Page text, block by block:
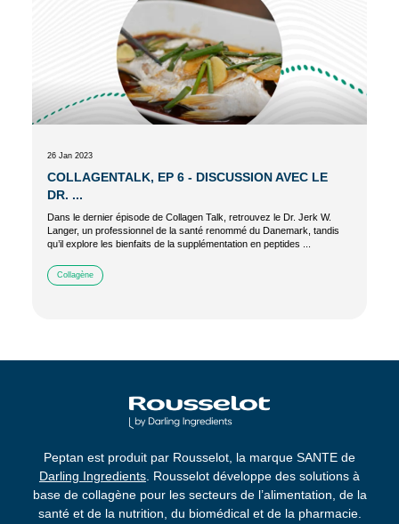
26 Jan 2023
COLLAGENTALK, EP 6 - DISCUSSION AVEC LE
DR. ...
Dans le dernier épisode de Collagen Talk, retrouvez le Dr. Jerk W.
Langer, un professionnel de la santé renommé du Danemark, tandis
qu’il explore les bienfaits de la supplémentation en peptides ...
Collagène
Peptan est produit par Rousselot, la marque SANTE de
Darling Ingredients . Rousselot développe des solutions à
base de collagène pour les secteurs de l’alimentation, de la
santé et de la nutrition, du biomédical et de la pharmacie.